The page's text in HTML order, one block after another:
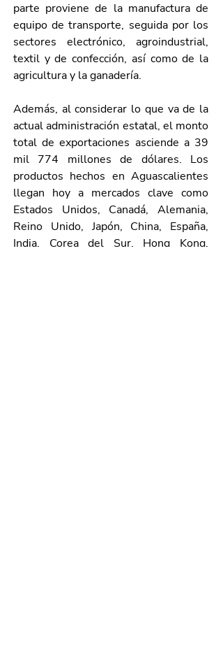
parte proviene de la manufactura de
equipo de transporte, seguida por los
sectores electrónico, agroindustrial,
textil y de confección, así como de la
agricultura y la ganadería.
Además, al considerar lo que va de la
actual administración estatal, el monto
total de exportaciones asciende a 39
mil 774 millones de dólares. Los
productos hechos en Aguascalientes
llegan hoy a mercados clave como
Estados Unidos, Canadá, Alemania,
Reino Unido, Japón, China, España,
India, Corea del Sur, Hong Kong,